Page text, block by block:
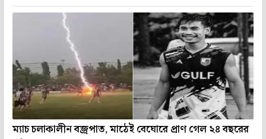
ম্যাচ চলাকালীন বজ্রপাত, মাঠেই বেঘোরে প্রাণ গেল ২৪ বছরের